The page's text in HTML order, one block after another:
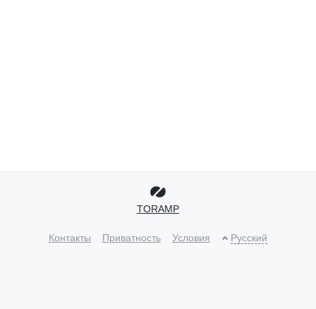
TORAMP
Контакты Приватность Условия Русский